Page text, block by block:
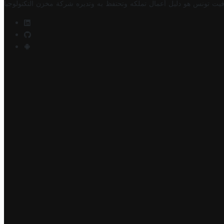
تونس هو دليل أعمال تملكه وتحتفظ به وتديره شركة مخزن التكنولوجيا